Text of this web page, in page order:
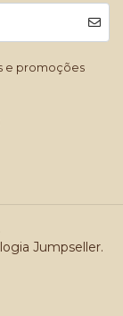
e promoções
Jumpseller.